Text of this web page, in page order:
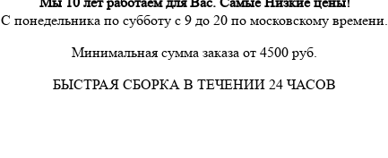
С понедельника по субботу с 9 до 20 по московскому времени.
Минимальная сумма заказа от 4500 руб.
БЫСТРАЯ СБОРКА В ТЕЧЕНИИ 24 ЧАСОВ